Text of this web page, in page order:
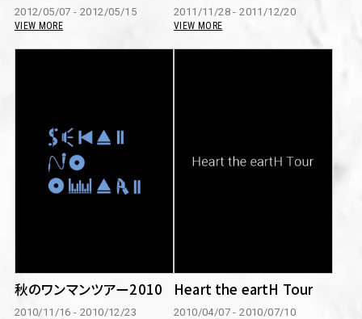
2012/05/07 - 2012/05/15
VIEW MORE
2011/11/28 - 2011/12/20
VIEW MORE
秋のワンマンツアー2010
2010/11/16 - 2010/12/23
Heart the eartH Tour
2010/04/07 - 2010/07/10